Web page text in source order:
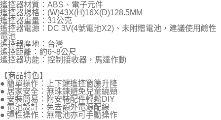
遙控器材質：ABS、電子元件
遙控器規格：(W)43X(H)16X(D)128.5MM
遙控器重量：31公克
遙控器電源：DC 3V(4號電池X2)、未附贈電池，建議使用鹼性
電池
遙控器產地：台灣
遙控距離：約6~8公尺
遙控器功能：控制接收器，馬達作動
【商品特色】
● 簡單操作：上下鍵遙控窗簾升降
● 居家安全：無珠鍊避免兒童繞頸
● 安裝簡易：附安裝配件輕鬆DIY
● 電池設計：免去額外電源配線
● 彈性操作：無電池亦可手動操作